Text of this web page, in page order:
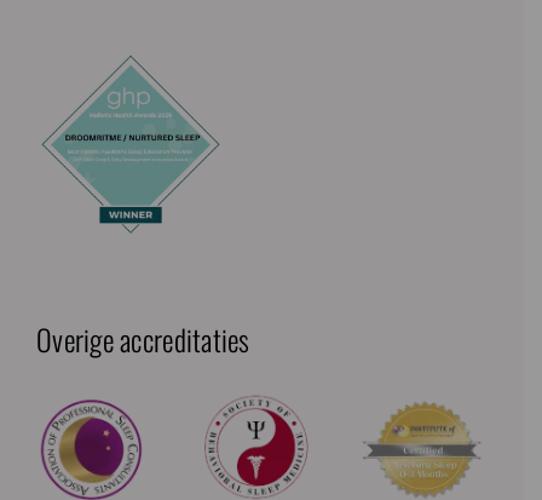
Overige accreditaties